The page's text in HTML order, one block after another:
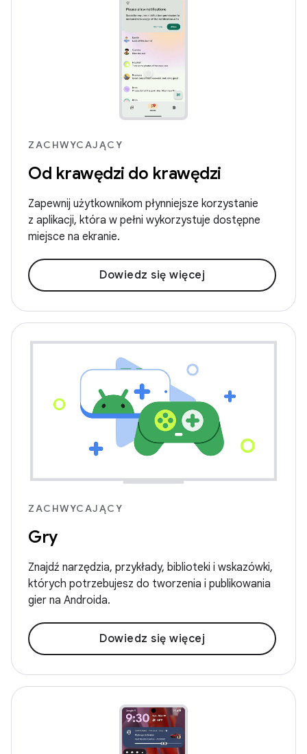
ZACHWYCAJĄCY
Od krawędzi do krawędzi
Zapewnij użytkownikom płynniejsze korzystanie
z aplikacji, która w pełni wykorzystuje dostępne
miejsce na ekranie.
Dowiedz się więcej
ZACHWYCAJĄCY
Gry
Znajdź narzędzia, przykłady, biblioteki i wskazówki,
których potrzebujesz do tworzenia i publikowania
gier na Androida.
Dowiedz się więcej